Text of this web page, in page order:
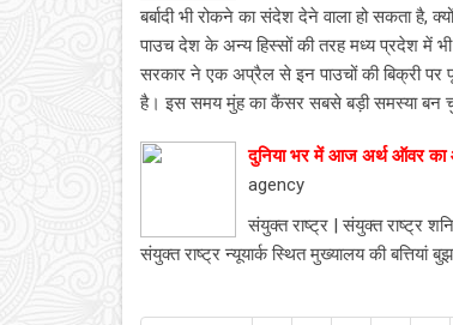
बर्बादी भी रोकने का संदेश देने वाला हो सकता है,
पाउच देश के अन्य हिस्सों की तरह मध्य प्रदेश में
सरकार ने एक अप्रैल से इन पाउचों की बिक्री पर
है। इस समय मुंह का कैंसर सबसे बड़ी समस्या बन
दुनिया भर में आज अर्थ ऑवर
agency
संयुक्त राष्ट्र | संयुक्त राष्ट्र
संयुक्त राष्ट्र न्यूयार्क स्थित मुख्यालय की बत्तियां